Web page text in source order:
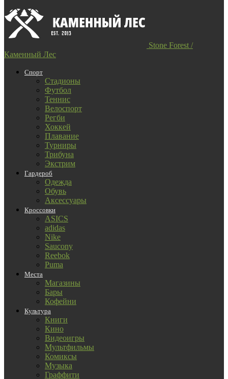
Stone Forest /
Каменный Лес
Спорт
Стадионы
Футбол
Теннис
Велоспорт
Регби
Хоккей
Плавание
Турниры
Трибуна
Экстрим
Гардероб
Одежда
Обувь
Аксессуары
Кроссовки
ASICS
adidas
Nike
Saucony
Reebok
Puma
Места
Магазины
Бары
Кофейни
Культура
Книги
Кино
Видеоигры
Мультфильмы
Комиксы
Музыка
Граффити